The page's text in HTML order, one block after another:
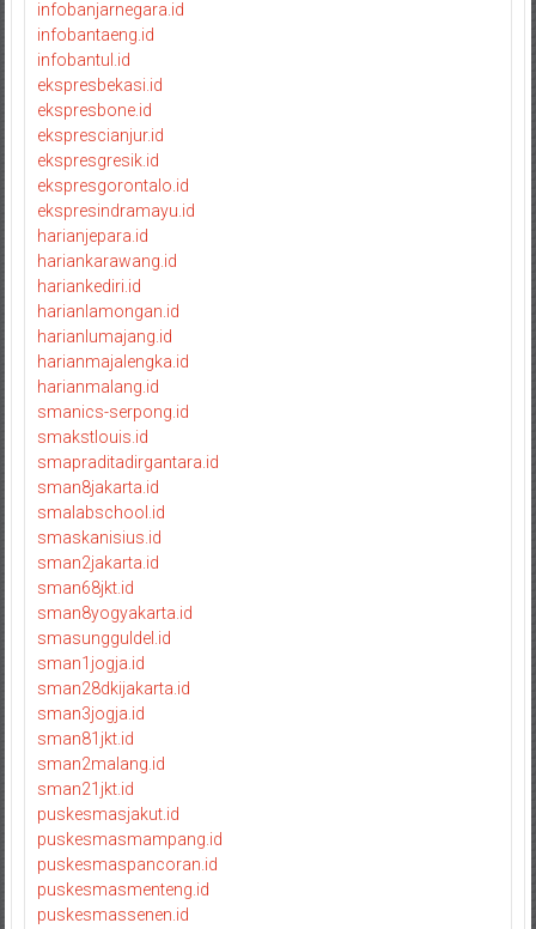
infobanjarnegara.id
infobantaeng.id
infobantul.id
ekspresbekasi.id
ekspresbone.id
eksprescianjur.id
ekspresgresik.id
ekspresgorontalo.id
ekspresindramayu.id
harianjepara.id
hariankarawang.id
hariankediri.id
harianlamongan.id
harianlumajang.id
harianmajalengka.id
harianmalang.id
smanics-serpong.id
smakstlouis.id
smapraditadirgantara.id
sman8jakarta.id
smalabschool.id
smaskanisius.id
sman2jakarta.id
sman68jkt.id
sman8yogyakarta.id
smasungguldel.id
sman1jogja.id
sman28dkijakarta.id
sman3jogja.id
sman81jkt.id
sman2malang.id
sman21jkt.id
puskesmasjakut.id
puskesmasmampang.id
puskesmaspancoran.id
puskesmasmenteng.id
puskesmassenen.id